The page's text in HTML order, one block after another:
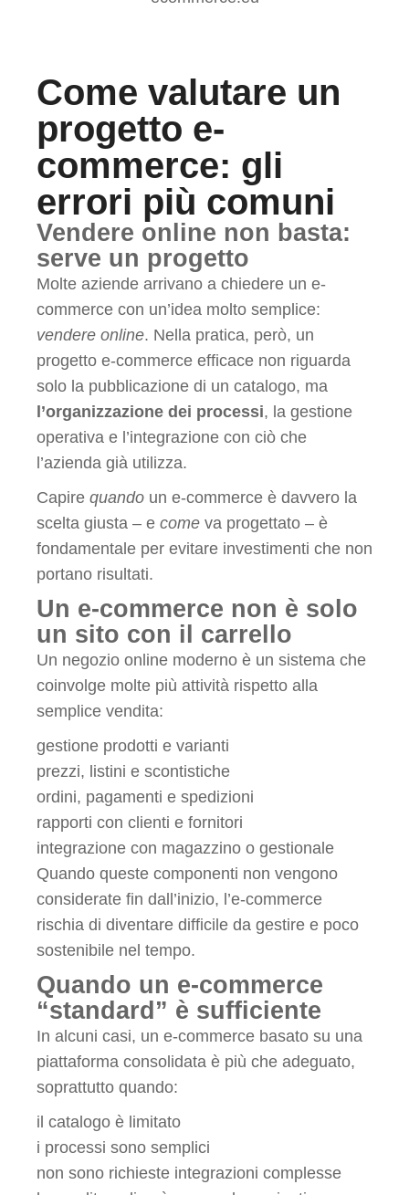
Come valutare un
progetto e-
commerce: gli
errori più comuni
Vendere online non basta:
serve un progetto
Molte aziende arrivano a chiedere un e-
commerce con un’idea molto semplice:
vendere online. Nella pratica, però, un
progetto e-commerce efficace non riguarda
solo la pubblicazione di un catalogo, ma
l’organizzazione dei processi, la gestione
operativa e l’integrazione con ciò che
l’azienda già utilizza.
Capire quando un e-commerce è davvero la
scelta giusta – e come va progettato – è
fondamentale per evitare investimenti che non
portano risultati.
Un e-commerce non è solo
un sito con il carrello
Un negozio online moderno è un sistema che
coinvolge molte più attività rispetto alla
semplice vendita:
gestione prodotti e varianti
prezzi, listini e scontistiche
ordini, pagamenti e spedizioni
rapporti con clienti e fornitori
integrazione con magazzino o gestionale
Quando queste componenti non vengono
considerate fin dall’inizio, l’e-commerce
rischia di diventare difficile da gestire e poco
sostenibile nel tempo.
Quando un e-commerce
“standard” è sufficiente
In alcuni casi, un e-commerce basato su una
piattaforma consolidata è più che adeguato,
soprattutto quando:
il catalogo è limitato
i processi sono semplici
non sono richieste integrazioni complesse